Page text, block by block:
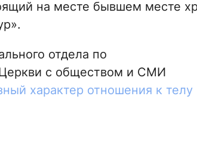
на месте бывшем месте
отдела по
с обществом и СМИ
характер отношения к телу